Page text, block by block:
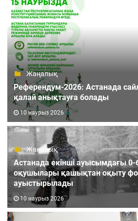
Жаңалық
Референдум-2026: Астанада
қалай анықтауға болады
10 наурыз 2026
Жаңалық
Астанада екінші ауысымдағы
оқушылары қашықтан оқыту
ауыстырылады
10 наурыз 2026